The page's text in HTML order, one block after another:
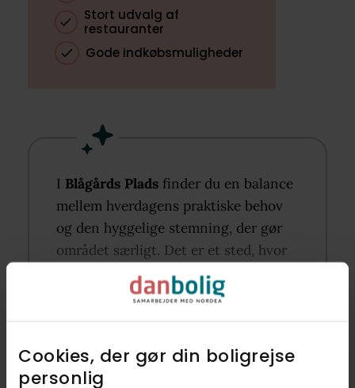
Cookies, der gør din boligrejse
personlig​
Stort udvalg af
restauranter
Gode indkøbsmuligheder
I Blågårds Plads finder du en balance
mellem hverdagens praktiske behov
og den hyggelige stemning, der gør
området særligt. Det er et sted, hvor
du kan føle dig hjemme og skabe dine
egne rutiner og traditioner.​